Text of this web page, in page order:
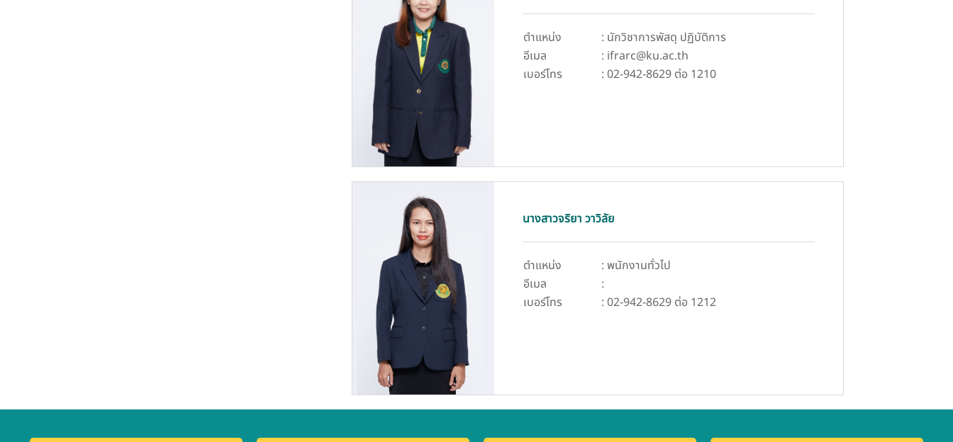
ตำแหน่ง
: นักวิชาการพัสดุ ปฏิบัติการ
อีเมล
: ifrarc@ku.ac.th
เบอร์โทร
: 02-942-8629 ต่อ 1210
นางสาวจริยา วาวิลัย
ตำแหน่ง
: พนักงานทั่วไป
อีเมล
:
เบอร์โทร
: 02-942-8629 ต่อ 1212